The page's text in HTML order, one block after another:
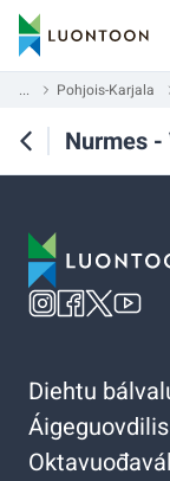
... Pohjois-Karjala
Nurmes
Diehtu
Áigeguovdilis